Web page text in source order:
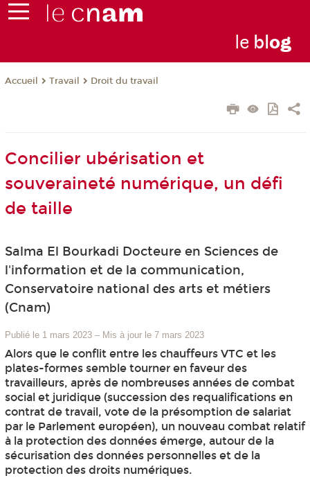
le blog
Accueil Travail Droit du travail
Concilier ubérisation et
souveraineté numérique, un défi
de taille
Salma El Bourkadi Docteure en Sciences de
l'information et de la communication,
Conservatoire national des arts et métiers
(Cnam)
Publié le 1 mars 2023 – Mis à jour le 7 mars 2023
Alors que le conflit entre les chauffeurs VTC et les
plates-formes semble tourner en faveur des
travailleurs, après de nombreuses années de combat
social et juridique (succession des requalifications en
contrat de travail, vote de la présomption de salariat
par le Parlement européen), un nouveau combat relatif
à la protection des données émerge, autour de la
sécurisation des données personnelles et de la
protection des droits numériques.